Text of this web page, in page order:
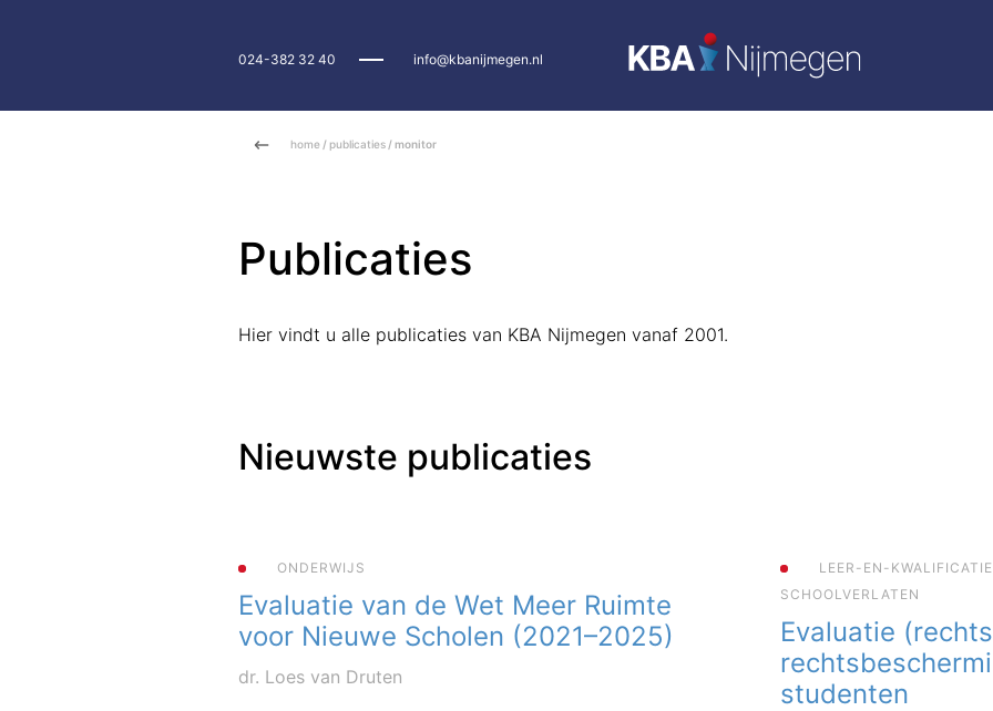
024-382 32 40 info@kbanijmegen.nl
home / publicaties/ monitor
Publicaties
Hier vindt u alle publicaties van KBA Nijmegen vanaf 2001.
Nieuwste publicaties
ONDERWIJS
Evaluatie van de Wet Meer Ruimte
voor Nieuwe Scholen (2021–2025)
dr. Loes van Druten
LEER-EN-
SCHOOLVERLATEN
Evaluatie
studenten